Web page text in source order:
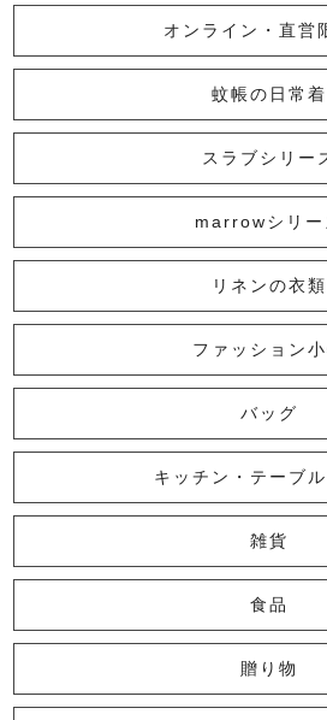
オンライン・直営
蚊帳の日常着
└ インナー
└ トップス
└ ワンピース
└ パンツ
└ スカート
└ 羽織りもの
└ キッズ・ベビー
スラブシリー
marrowシリー
リネンの衣類
ファッション
└ ショール・ストール
└ マスク
└ 靴下・アームカバー
バッグ
└ ポシェット・ショルダーバッグ
└ トートバッグ
└ 巾着バッグ
キッチン・テーブル
└ 蚊帳のふきん
└ かっぽう着・エプロン
└ その他キッチン小物
└ コースター
└ ランチョンマット・プレースマ
└ テーブルランナー・テーブルセ
雑貨
└ その他小物
└ タオル・ハンカチ
└ ポーチ
└ インテリア
食品
贈り物